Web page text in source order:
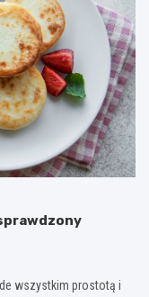
wszystkim prostotą i